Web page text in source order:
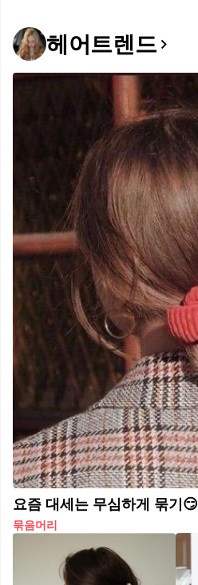
헤어트렌드
요즘 대세는 무심하게 묶기😏
묶음머리